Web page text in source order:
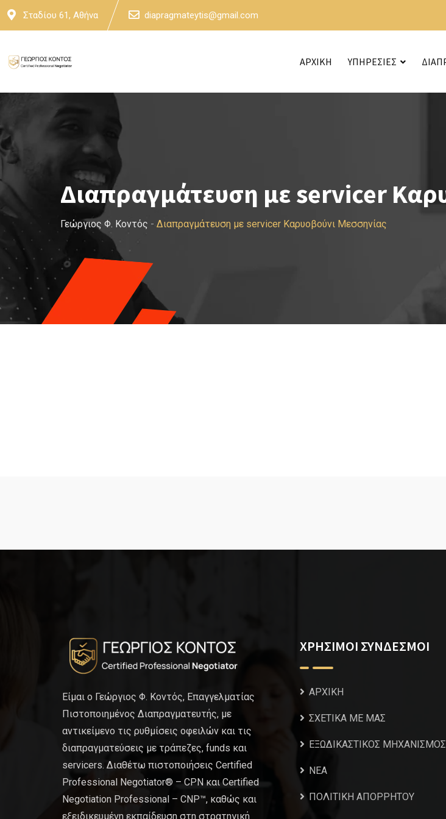
Skip
Σταδίου 61, Αθήνα diapragmateytis@gmail.com
ΑΡΧΙΚΗ ΥΠΗΡΕΣΙΕΣ
Διαπραγμάτευση με servicer
Γεώργιος Φ. Κοντός - Διαπραγμάτευση με servicer Καρυοβούνι Μεσσηνίας
Είμαι ο Γεώργιος Φ. Κοντός, Επαγγελματίας
Πιστοποιημένος Διαπραγματευτής, με
αντικείμενο τις ρυθμίσεις οφειλών και τις
διαπραγματεύσεις με τράπεζες, funds και
servicers. Διαθέτω πιστοποιήσεις Certified
Professional Negotiator® – CPN και Certified
Negotiation Professional – CNP™, καθώς και
εξειδικευμένη εκπαίδευση στη στρατηγική
ΧΡΗΣΙΜΟΙ ΣΥΝΔΕΣΜΟΙ
ΑΡΧΙΚΗ
ΣΧΕΤΙΚΑ ΜΕ ΜΑΣ
ΕΞΩΔΙΚΑΣΤΙΚΟΣ
NEA
ΠΟΛΙΤΙΚΗ ΑΠΟΡΡΗΤΟΥ